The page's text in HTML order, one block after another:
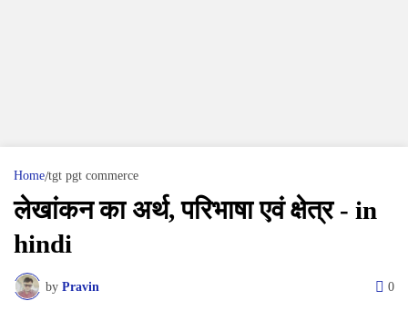
Home tgt pgt commerce
लेखांकन का अर्थ, परिभाषा एवं क्षेत्र - in
hindi
by Pravin 0